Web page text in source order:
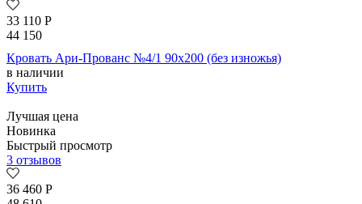
33 110 Р
44 150
Кровать Ари-Прованс №4/1 90х200 (без изножья)
в наличии
Купить
Лучшая цена
Новинка
Быстрый просмотр
3 отзывов
36 460 Р